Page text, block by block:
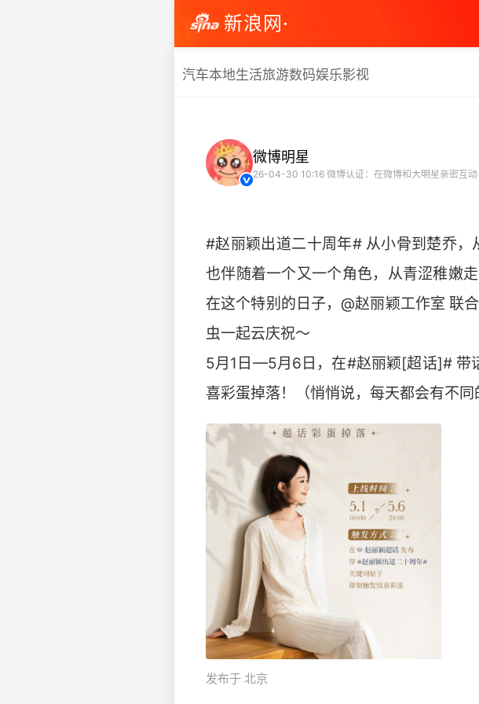
新浪网·
汽车本地生活旅游数码娱乐影视
微博明星
26-04-30 10:16 微博认证：在微博和大明星亲密互动
#赵丽颖出道二十周年# 从小骨到楚乔，
也伴随着一个又一个角色，从青涩稚嫩
在这个特别的日子，@赵丽颖工作室 联
虫一起云庆祝～
5月1日—5月6日，在#赵丽颖[超话]# 带
喜彩蛋掉落！（悄悄说，每天都会有不同
发布于 北京